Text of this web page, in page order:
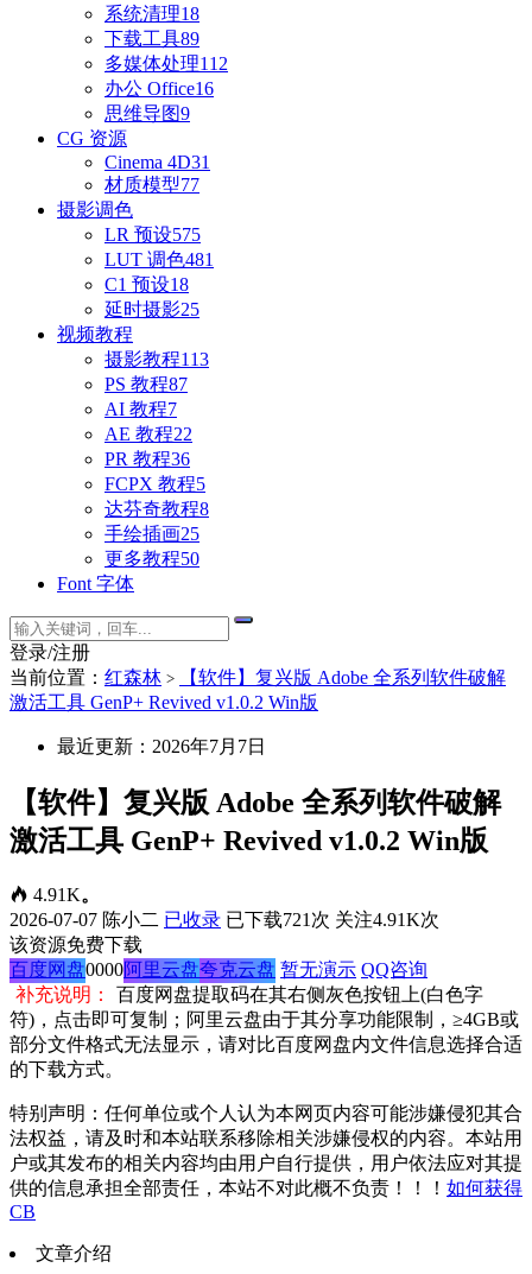
系统清理18
下载工具89
多媒体处理112
办公 Office16
思维导图9
CG 资源
Cinema 4D31
材质模型77
摄影调色
LR 预设575
LUT 调色481
C1 预设18
延时摄影25
视频教程
摄影教程113
PS 教程87
AI 教程7
AE 教程22
PR 教程36
FCPX 教程5
达芬奇教程8
手绘插画25
更多教程50
Font 字体
登录/注册
当前位置： 红森林 >
【软件】复兴版 Adobe 全系列软件破解
激活工具 GenP+ Revived v1.0.2 Win版
最近更新：2026年7月7日
【软件】复兴版 Adobe 全系列软件破解
激活工具 GenP+ Revived v1.0.2 Win版
4.91K。
2026-07-07 陈小二 已收录 已下载721次 关注4.91K次
该资源免费下载
百度网盘0000阿里云盘夸克云盘 暂无演示 QQ咨询
补充说明：
百度网盘提取码在其右侧灰色按钮上(白色字
符)，点击即可复制；阿里云盘由于其分享功能限制，≥4GB或
部分文件格式无法显示，请对比百度网盘内文件信息选择合适
的下载方式。
特别声明：任何单位或个人认为本网页内容可能涉嫌侵犯其合
法权益，请及时和本站联系移除相关涉嫌侵权的内容。本站用
户或其发布的相关内容均由用户自行提供，用户依法应对其提
供的信息承担全部责任，本站不对此概不负责！！！ 如何获得
CB
文章介绍